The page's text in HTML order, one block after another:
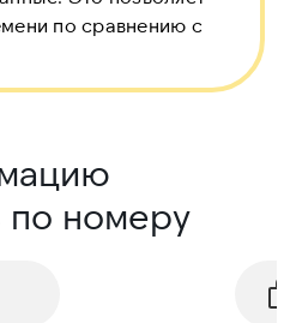
по сравнению с
по номеру